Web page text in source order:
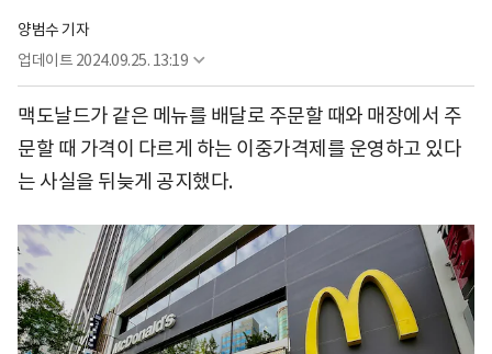
양범수 기자
업데이트 2024.09.25. 13:19
맥도날드가 같은 메뉴를 배달로 주문할 때와 매장에서 주
문할 때 가격이 다르게 하는 이중가격제를 운영하고 있다
는 사실을 뒤늦게 공지했다.